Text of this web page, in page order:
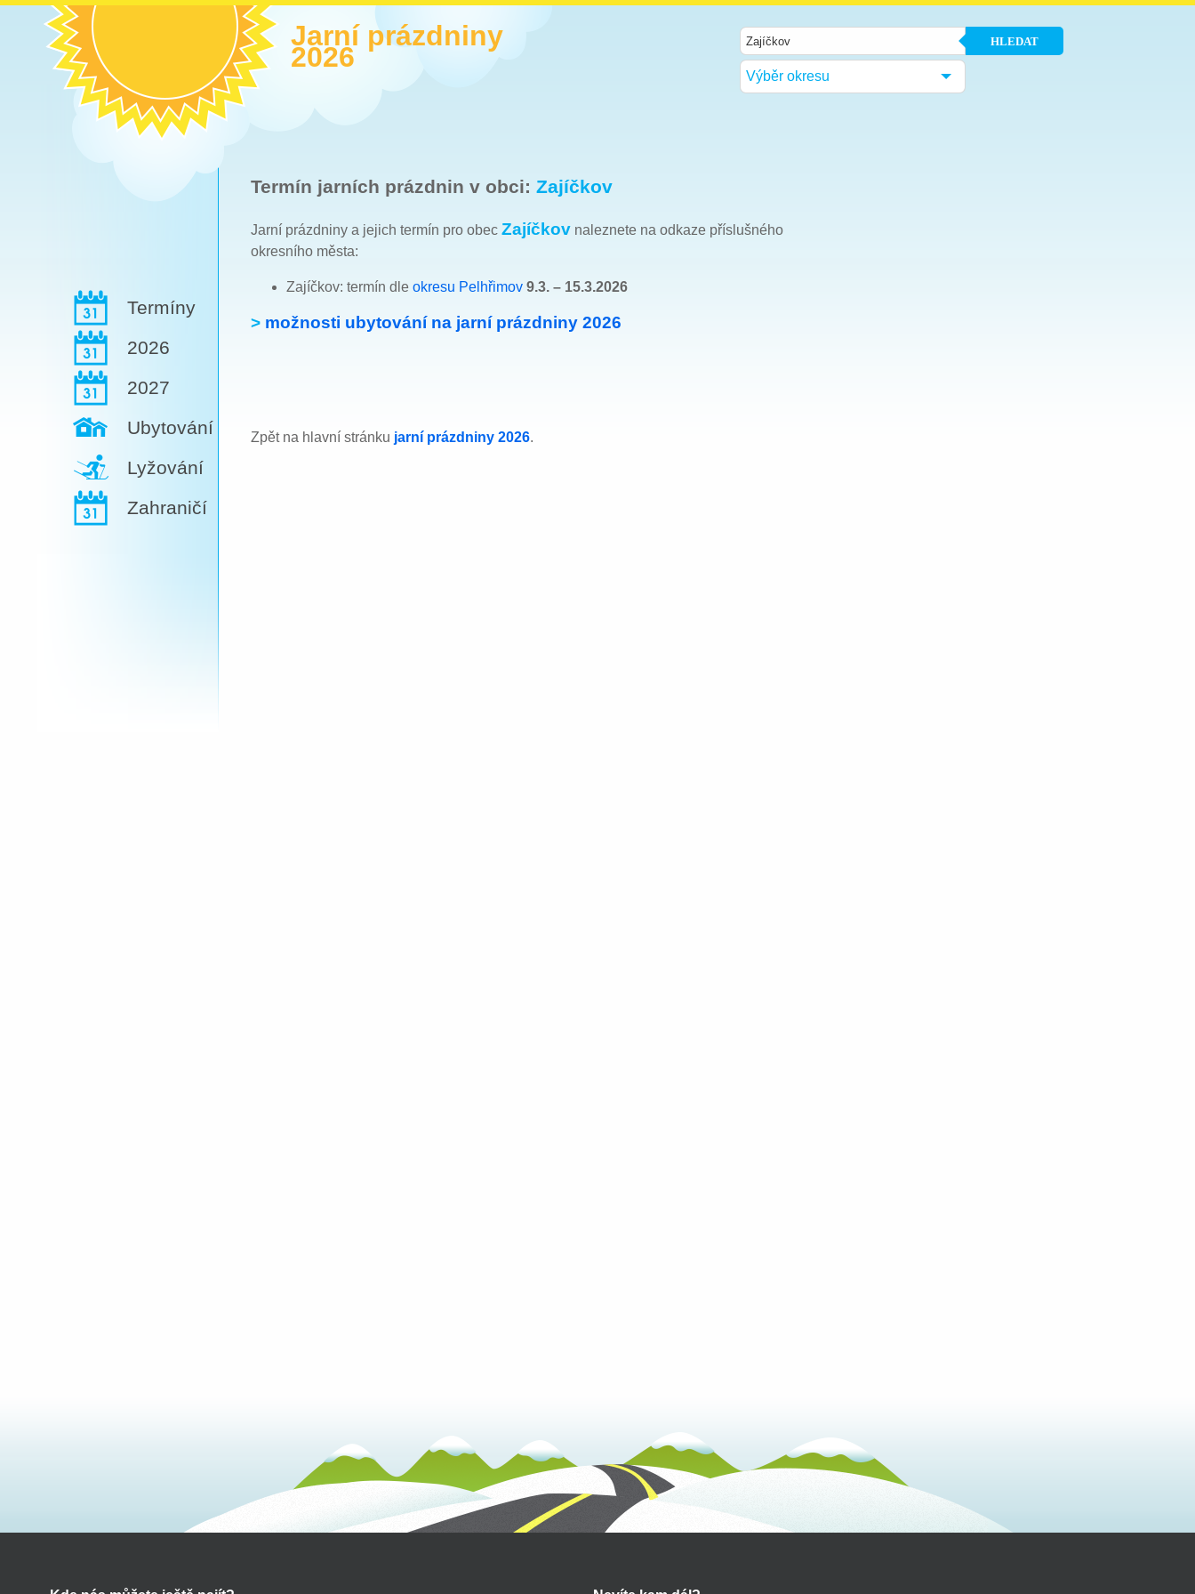
Jarní prázdniny
2026 HLEDAT
Výběr okresu
Termíny
2026
2027
Ubytování
Lyžování
Zahraničí
Termín jarních prázdnin v obci: Zajíčkov
Jarní prázdniny a jejich termín pro obec Zajíčkov naleznete na odkaze příslušného
okresního města:
Zajíčkov: termín dle okresu Pelhřimov 9.3. – 15.3.2026
> možnosti ubytování na jarní prázdniny 2026
Zpět na hlavní stránku jarní prázdniny 2026.